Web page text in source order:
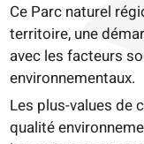
Ce Parc naturel
territoire, une
avec les facteurs
environnementaux.
Les plus-values de
qualité